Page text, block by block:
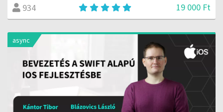
934 19 000 Ft
async